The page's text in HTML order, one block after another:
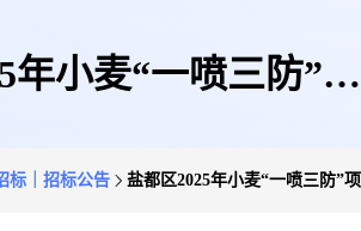
年小麦“一喷三防”项
标｜招标公告 盐都区2025年小麦“一喷三防”